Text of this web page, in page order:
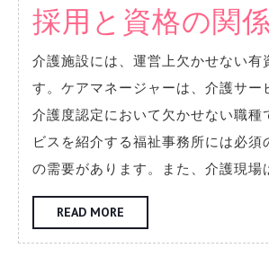
採用と資格の関
介護施設には、運営上欠かせない有
す。ケアマネージャーは、介護サー
介護度認定において欠かせない職種
ビスを紹介する福祉事務所には必須
の需要があります。また、介護現場
READ MORE
MORE